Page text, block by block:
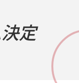
定